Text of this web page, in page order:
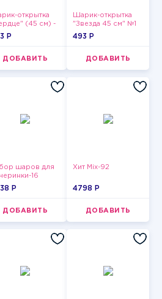
открытка
(45 см) -
P
ДОБАВИТЬ
Шарик-открытка
"Звезда 45 см" №1
493 P
ДОБАВИТЬ
шаров для
16
P
ДОБАВИТЬ
Хит Mix-92
4798 P
ДОБАВИТЬ